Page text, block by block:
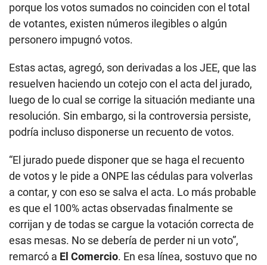
porque los votos sumados no coinciden con el total
de votantes, existen números ilegibles o algún
personero impugnó votos.
Estas actas, agregó, son derivadas a los JEE, que las
resuelven haciendo un cotejo con el acta del jurado,
luego de lo cual se corrige la situación mediante una
resolución. Sin embargo, si la controversia persiste,
podría incluso disponerse un recuento de votos.
“El jurado puede disponer que se haga el recuento
de votos y le pide a ONPE las cédulas para volverlas
a contar, y con eso se salva el acta. Lo más probable
es que el 100% actas observadas finalmente se
corrijan y de todas se cargue la votación correcta de
esas mesas. No se debería de perder ni un voto”,
remarcó a El Comercio. En esa línea, sostuvo que no